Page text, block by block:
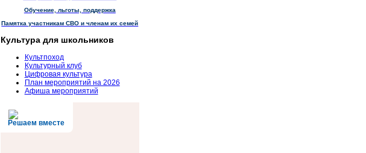
Обучение, льготы, поддержка
Памятка участникам СВО и членам их семей
Культура для школьников
Культпоход
Культурный клуб
Цифровая культура
План мероприятий на 2026
Афиша мероприятий
Решаем вместе